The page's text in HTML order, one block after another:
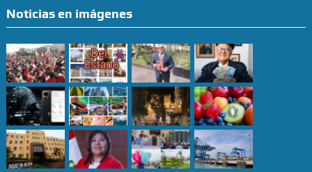
Noticias en imágenes